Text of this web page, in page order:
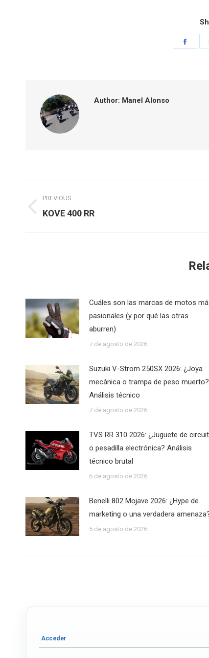
Author: Manel Alonso
navigation
PREVIOUS
Previous
KOVE 400 RR
Cuáles son las marcas de motos
pasionales (y por qué las otras
aburren)
7 de agosto de 2026
Suzuki V-Strom 250SX 2026: ¿Joya
mecánica o trampa de peso muerto?
Análisis técnico
7 de agosto de 2026
TVS RR 310 2026: ¿Juguete de
o pesadilla electrónica? Análisis
técnico brutal
6 de agosto de 2026
Benelli 802 Mojave 2026: ¿Hype de
marketing o una verdadera
5 de agosto de 2026